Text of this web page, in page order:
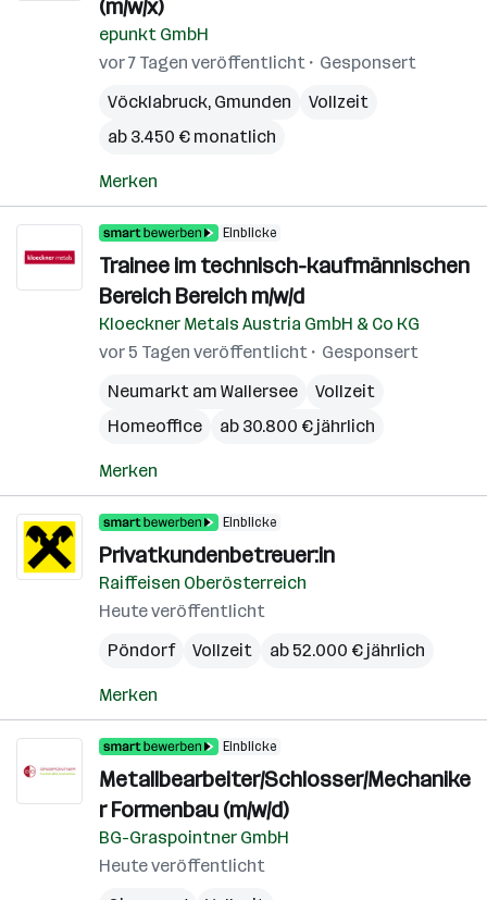
(m/w/x)
epunkt GmbH
vor 7 Tagen veröffentlicht
Gesponsert
Vöcklabruck, Gmunden
Vollzeit
ab 3.450 € monatlich
Merken
Einblicke
Trainee im technisch-kaufmännischen
Bereich Bereich m/w/d
Kloeckner Metals Austria GmbH & Co KG
vor 5 Tagen veröffentlicht
Gesponsert
Neumarkt am Wallersee
Vollzeit
Homeoffice
ab 30.800 € jährlich
Merken
Einblicke
Privatkundenbetreuer:in
Raiffeisen Oberösterreich
Heute veröffentlicht
Pöndorf
Vollzeit ab 52.000 € jährlich
Merken
Einblicke
Metallbearbeiter/Schlosser/Mechanike
r Formenbau (m/w/d)
BG-Graspointner GmbH
Heute veröffentlicht